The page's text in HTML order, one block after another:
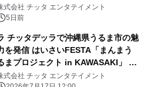
フード屋台」＆川崎駅東口エリア一
に拡大「川崎バル祭り」
式会社 チッタ エンタテイメント
5日前
チッタデッラで沖縄県うるま市の魅
を発信 はいさいFESTA「まんまう
まプロジェクト in KAWASAKI」 7
18日（土）スタート
式会社 チッタ エンタテイメント